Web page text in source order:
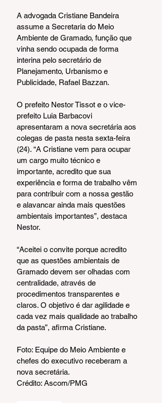
A advogada Cristiane Bandeira
assume a Secretaria do Meio
Ambiente de Gramado, função que
vinha sendo ocupada de forma
interina pelo secretário de
Planejamento, Urbanismo e
Publicidade, Rafael Bazzan.
O prefeito Nestor Tissot e o vice-
prefeito Luia Barbacovi
apresentaram a nova secretária aos
colegas de pasta nesta sexta-feira
(24). “A Cristiane vem para ocupar
um cargo muito técnico e
importante, acredito que sua
experiência e forma de trabalho vêm
para contribuir com a nossa gestão
e alavancar ainda mais questões
ambientais importantes”, destaca
Nestor.
“Aceitei o convite porque acredito
que as questões ambientais de
Gramado devem ser olhadas com
centralidade, através de
procedimentos transparentes e
claros. O objetivo é dar agilidade e
cada vez mais qualidade ao trabalho
da pasta”, afirma Cristiane.
Foto: Equipe do Meio Ambiente e
chefes do executivo receberam a
nova secretária.
Crédito: Ascom/PMG